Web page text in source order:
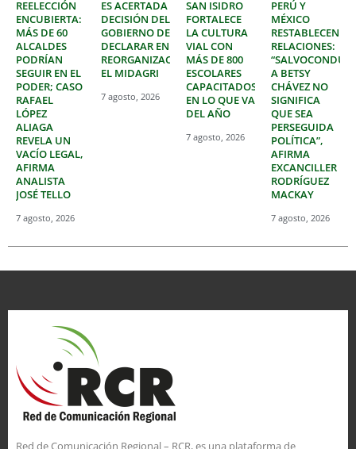
REELECCIÓN
ENCUBIERTA:
MÁS DE 60
ALCALDES
PODRÍAN
SEGUIR EN EL
PODER; CASO
RAFAEL
LÓPEZ
ALIAGA
REVELA UN
VACÍO LEGAL,
AFIRMA
ANALISTA
JOSÉ TELLO
7 agosto, 2026
ES ACERTADA
DECISIÓN DEL
GOBIERNO DE
DECLARAR EN
REORGANIZACIÓN
EL MIDAGRI
7 agosto, 2026
SAN ISIDRO
FORTALECE
LA CULTURA
VIAL CON
MÁS DE 800
ESCOLARES
CAPACITADOS
EN LO QUE VA
DEL AÑO
7 agosto, 2026
PERÚ Y
MÉXICO
RESTABLECEN
RELACIONES:
A BETSY
CHÁVEZ NO
SIGNIFICA
QUE SEA
PERSEGUIDA
POLÍTICA”,
AFIRMA
EXCANCILLER
RODRÍGUEZ
MACKAY
7 agosto, 2026
Red de Comunicación Regional – RCR, es una plataforma de